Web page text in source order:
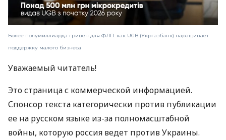
Более полумиллиарда гривен для ФЛП: как UGB (Укргазбанк) наращивает
поддержку малого бизнеса
Уважаемый читатель!
Это страница с коммерческой информацией.
Спонсор текста категорически против публикации
ее на русском языке из-за полномасштабной
войны, которую россия ведет против Украины.